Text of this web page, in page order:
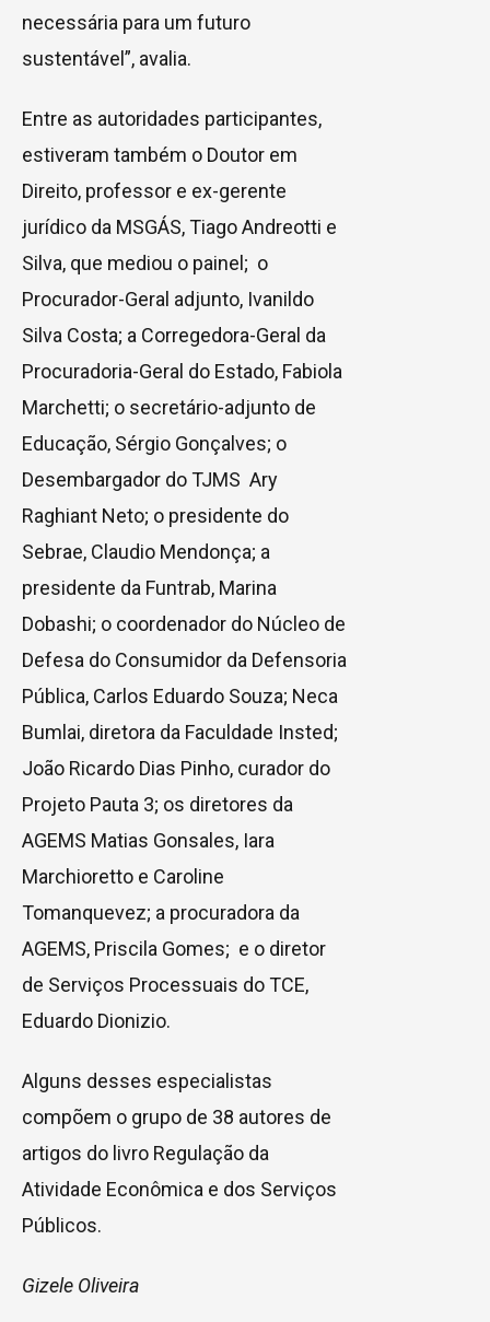
necessária para um futuro
sustentável”, avalia.
Entre as autoridades participantes,
estiveram também o Doutor em
Direito, professor e ex-gerente
jurídico da MSGÁS, Tiago Andreotti e
Silva, que mediou o painel; o
Procurador-Geral adjunto, Ivanildo
Silva Costa; a Corregedora-Geral da
Procuradoria-Geral do Estado, Fabiola
Marchetti; o secretário-adjunto de
Educação, Sérgio Gonçalves; o
Desembargador do TJMS Ary
Raghiant Neto; o presidente do
Sebrae, Claudio Mendonça; a
presidente da Funtrab, Marina
Dobashi; o coordenador do Núcleo de
Defesa do Consumidor da Defensoria
Pública, Carlos Eduardo Souza; Neca
Bumlai, diretora da Faculdade Insted;
João Ricardo Dias Pinho, curador do
Projeto Pauta 3; os diretores da
AGEMS Matias Gonsales, Iara
Marchioretto e Caroline
Tomanquevez; a procuradora da
AGEMS, Priscila Gomes; e o diretor
de Serviços Processuais do TCE,
Eduardo Dionizio.
Alguns desses especialistas
compõem o grupo de 38 autores de
artigos do livro Regulação da
Atividade Econômica e dos Serviços
Públicos.
Gizele Oliveira